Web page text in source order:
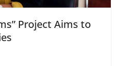
Project Aims to